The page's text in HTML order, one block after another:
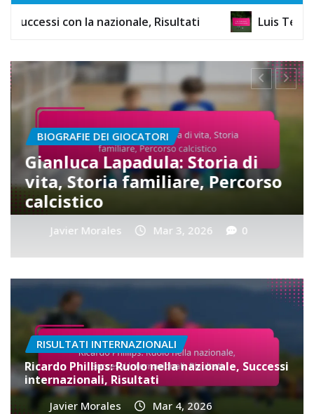
nazionale, Risultati Luis Tejada: Punti salienti
PUNTI SALIENTI DELLA CARRIERA
Yairo Yau: Punti salienti della
carriera, Risultati chiave,
Premi
Javier Morales Mar 3, 2026 0
RISULTATI INTERNAZIONALI
Ricardo Phillips: Ruolo nella nazionale, Successi
internazionali, Risultati
Javier Morales Mar 4, 2026